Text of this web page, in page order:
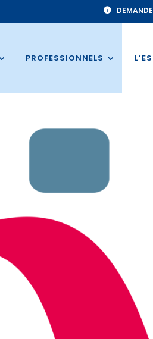
PROFESSIONNELS